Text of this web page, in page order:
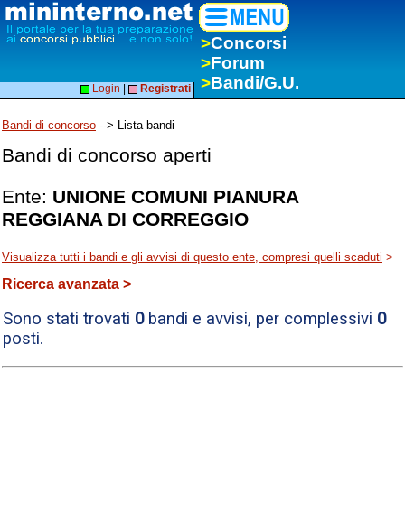
>Concorsi
>Forum
>Bandi/G.U.
Login Registrati
Bandi di concorso --> Lista bandi
Bandi di concorso aperti
Ente: UNIONE COMUNI PIANURA
REGGIANA DI CORREGGIO
Visualizza tutti i bandi e gli avvisi di questo ente, compresi quelli scaduti >
Ricerca avanzata >
Sono stati trovati 0bandi e avvisi, per complessivi 0
posti.